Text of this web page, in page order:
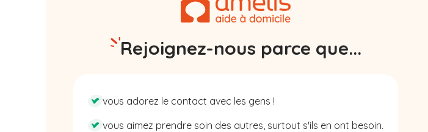
Rejoignez-nous parce que...
vous adorez le contact avec les gens !
vous aimez prendre soin des autres, surtout s'ils en ont besoin.